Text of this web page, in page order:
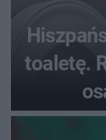
toaletę.